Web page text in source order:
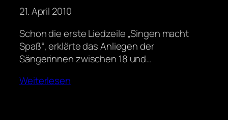
21. April 2010
Schon die erste Liedzeile „Singen macht
Spaß“, erklärte das Anliegen der
Sängerinnen zwischen 18 und…
Weiterlesen